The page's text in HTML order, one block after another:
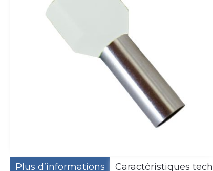
Plus d’informations Caractéristiques